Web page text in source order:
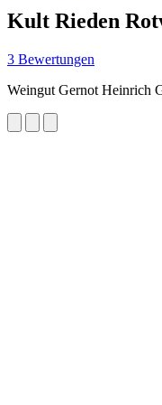
Kult Rieden
3 Bewertungen
Weingut Gernot Heinrich